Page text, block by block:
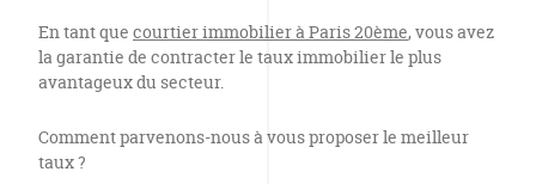
En tant que courtier immobilier à Paris 20ème, vous avez
la garantie de contracter le taux immobilier le plus
avantageux du secteur.
Comment parvenons-nous à vous proposer le meilleur
taux ?